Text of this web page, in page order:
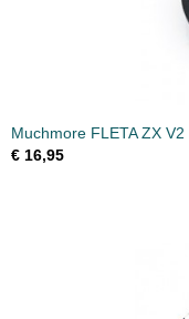
Muchmore FLETA ZX
€ 16,95